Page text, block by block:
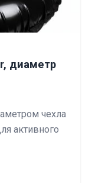
диаметр
чехла
активного